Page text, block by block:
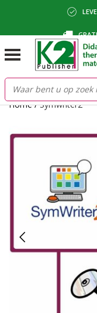
BETALING
Home/Symwriter2